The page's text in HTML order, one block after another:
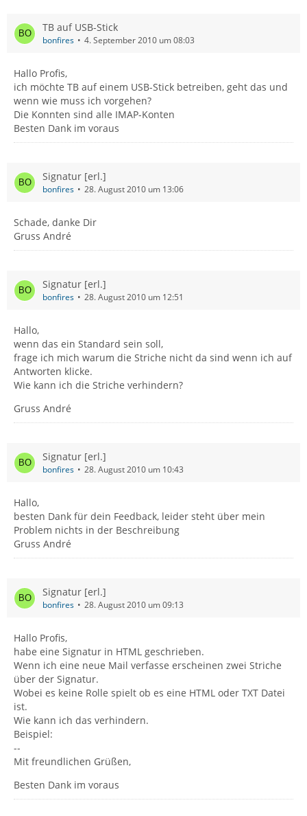
TB auf USB-Stick
bonfires 4. September 2010 um 08:03
Hallo Profis,
ich möchte TB auf einem USB-Stick betreiben, geht das und
wenn wie muss ich vorgehen?
Die Konnten sind alle IMAP-Konten
Besten Dank im voraus
Signatur [erl.]
bonfires 28. August 2010 um 13:06
Schade, danke Dir
Gruss André
Signatur [erl.]
bonfires 28. August 2010 um 12:51
Hallo,
wenn das ein Standard sein soll,
frage ich mich warum die Striche nicht da sind wenn ich auf
Antworten klicke.
Wie kann ich die Striche verhindern?
Gruss André
Signatur [erl.]
bonfires 28. August 2010 um 10:43
Hallo,
besten Dank für dein Feedback, leider steht über mein
Problem nichts in der Beschreibung
Gruss André
Signatur [erl.]
bonfires 28. August 2010 um 09:13
Hallo Profis,
habe eine Signatur in HTML geschrieben.
Wenn ich eine neue Mail verfasse erscheinen zwei Striche
über der Signatur.
Wobei es keine Rolle spielt ob es eine HTML oder TXT Datei
ist.
Wie kann ich das verhindern.
Beispiel:
--
Mit freundlichen Grüßen,
Besten Dank im voraus